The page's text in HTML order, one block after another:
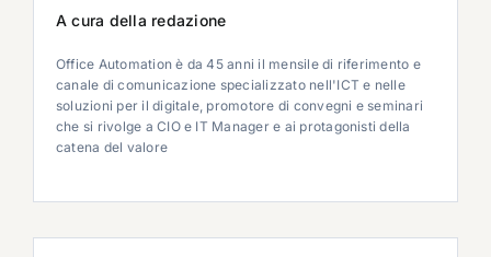
A cura della redazione
Office Automation è da 45 anni il mensile di riferimento e
canale di comunicazione specializzato nell'ICT e nelle
soluzioni per il digitale, promotore di convegni e seminari
che si rivolge a CIO e IT Manager e ai protagonisti della
catena del valore